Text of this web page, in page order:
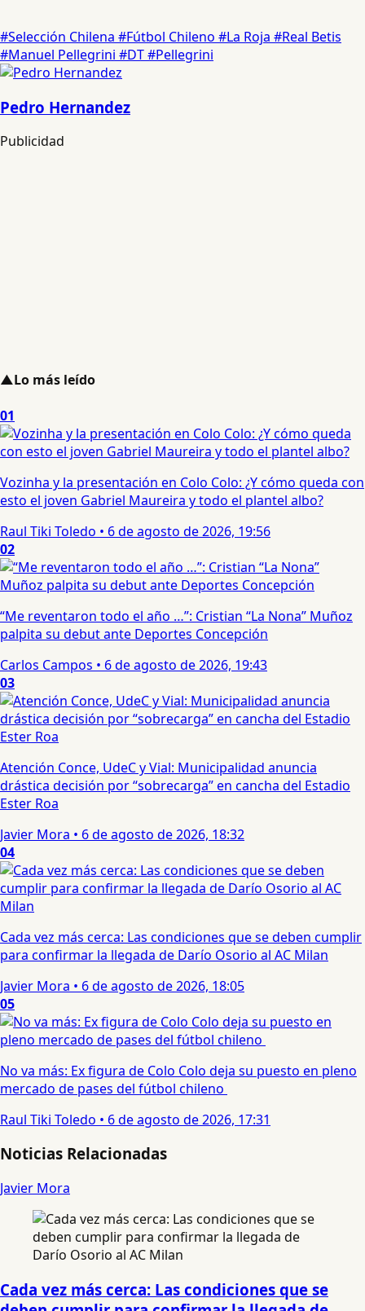
#Selección Chilena #Fútbol Chileno #La Roja #Real Betis
#Manuel Pellegrini #DT#Pellegrini
Pedro Hernandez
Publicidad
▲Lo más leído
01
Vozinha y la presentación en Colo Colo: ¿Y cómo queda con
esto el joven Gabriel Maureira y todo el plantel albo?
Raul Tiki Toledo • 6 de agosto de 2026, 19:56
02
“Me reventaron todo el año …”: Cristian “La Nona” Muñoz
palpita su debut ante Deportes Concepción
Carlos Campos • 6 de agosto de 2026, 19:43
03
Atención Conce, UdeC y Vial: Municipalidad anuncia
drástica decisión por “sobrecarga” en cancha del Estadio
Ester Roa
Javier Mora • 6 de agosto de 2026, 18:32
04
Cada vez más cerca: Las condiciones que se deben cumplir
para confirmar la llegada de Darío Osorio al AC Milan
Javier Mora • 6 de agosto de 2026, 18:05
05
No va más: Ex figura de Colo Colo deja su puesto en pleno
mercado de pases del fútbol chileno
Raul Tiki Toledo • 6 de agosto de 2026, 17:31
Noticias Relacionadas
Javier Mora
Cada vez más cerca: Las condiciones que se